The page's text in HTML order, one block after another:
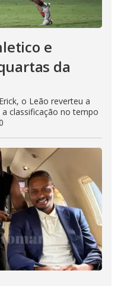
e
da
o Leão reverteu a
classificação no tempo